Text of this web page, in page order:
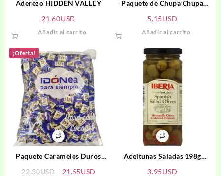
Aderezo HIDDEN VALLEY
21.60USD
Añadir al carrito
Paquete de Chupa Chupa
Fresa
5.15USD
Añadir al carrito
¡Oferta!
Paquete Caramelos Duros
22.30USD
El
21.55USD
Aceitunas Saladas 198g
3.95USD